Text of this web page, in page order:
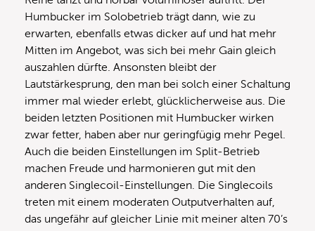
Humbucker im Solobetrieb trägt dann, wie zu
erwarten, ebenfalls etwas dicker auf und hat mehr
Mitten im Angebot, was sich bei mehr Gain gleich
auszahlen dürfte. Ansonsten bleibt der
Lautstärkesprung, den man bei solch einer Schaltung
immer mal wieder erlebt, glücklicherweise aus. Die
beiden letzten Positionen mit Humbucker wirken
zwar fetter, haben aber nur geringfügig mehr Pegel.
Auch die beiden Einstellungen im Split-Betrieb
machen Freude und harmonieren gut mit den
anderen Singlecoil-Einstellungen. Die Singlecoils
treten mit einem moderaten Outputverhalten auf,
das ungefähr auf gleicher Linie mit meiner alten 70’s